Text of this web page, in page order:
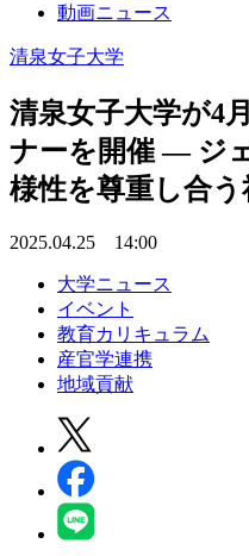
動画ニュース
清泉女子大学
清泉女子大学が4
ナーを開催 ― ジ
様性を尊重し合
2025.04.25 14:00
大学ニュース
イベント
教育カリキュラム
産官学連携
地域貢献